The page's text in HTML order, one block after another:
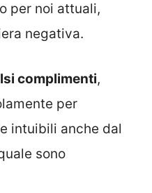
per noi attuali,
negativa.
complimenti,
per
intuibili anche dal
sono